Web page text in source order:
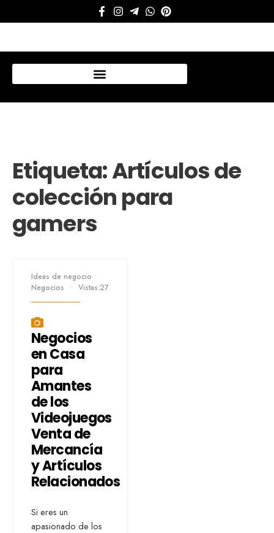
Etiqueta:Artículos de
colección para
gamers
Ideas de negocio •
Negocios
• Vistas:27
Negocios
en Casa
para
Amantes
de los
Videojuegos
Venta de
Mercancía
y Artículos
Relacionados
Si eres un
apasionado de los